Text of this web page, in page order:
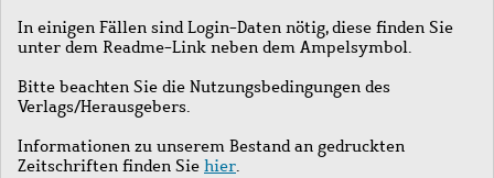
In einigen Fällen sind Login-Daten nötig, diese finden Sie
unter dem Readme-Link neben dem Ampelsymbol.
Bitte beachten Sie die Nutzungsbedingungen des
Verlags/Herausgebers.
Informationen zu unserem Bestand an gedruckten
Zeitschriften finden Sie hier.